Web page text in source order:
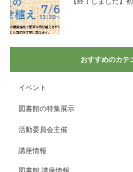
おすすめのカテ
イベント
図書館の特集展示
活動委員会主催
講座情報
図書館 講座情報